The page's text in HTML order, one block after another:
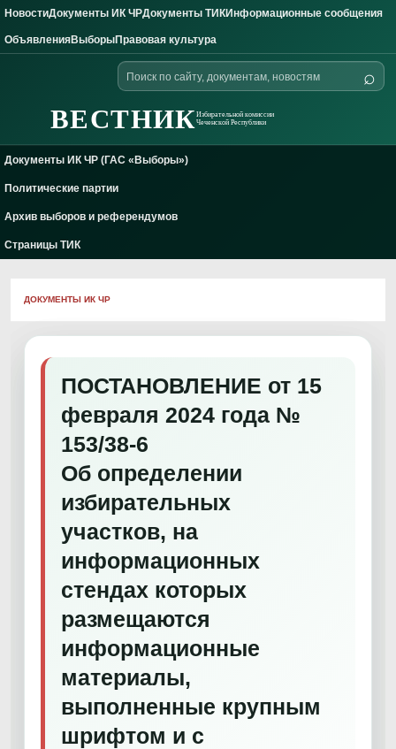
Skip to content
НовостиДокументы ИК ЧРДокументы ТИКИнформационные сообщения
ОбъявленияВыборыПравовая культура
ВЕСТНИКИзбирательной комиссии
Чеченской Республики
Поиск
по
⌕
Документы ИК ЧР (ГАС «Выборы»)
Политические партии
Архив выборов и референдумов
Страницы ТИК
ДОКУМЕНТЫ ИК ЧР
ПОСТАНОВЛЕНИЕ от 15
февраля 2024 года №
153/38-6
Об определении
избирательных
участков, на
информационных
стендах которых
размещаются
информационные
материалы,
выполненные крупным
шрифтом и с